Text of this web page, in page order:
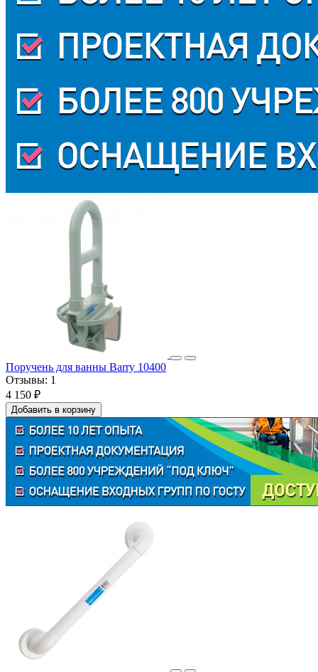
Поручень для ванны Barry 10400
Отзывы: 1
4 150 ₽
Добавить в корзину